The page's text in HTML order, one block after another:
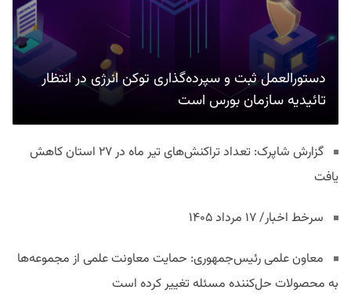
دستورالعمل ثبت و سپرده‌گذاری توکن انرژی در انتظار
تائیدیه سازمان بورس است
گزارش شاپرک: تعداد تراکنش‌های تیر ماه در ۲۷ استان‌ کاهش
یافت
سرخط اخبار/ ۱۷ مرداد ۱۴۰۵
معاون علمی رئیس‌جمهوری: حمایت معاونت علمی از مجموعه‌ها
به محصولات حل‌کننده مسئله تغییر کرده است